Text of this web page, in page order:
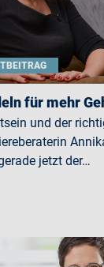
für mehr
und der
jetzt der…